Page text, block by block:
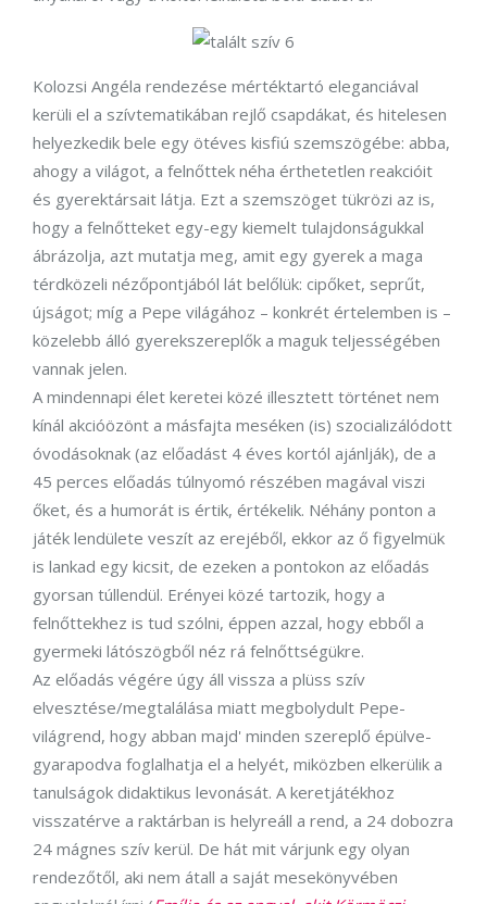
Kolozsi Angéla rendezése mértéktartó eleganciával
kerüli el a szívtematikában rejlő csapdákat, és hitelesen
helyezkedik bele egy ötéves kisfiú szemszögébe: abba,
ahogy a világot, a felnőttek néha érthetetlen reakcióit
és gyerektársait látja. Ezt a szemszöget tükrözi az is,
hogy a felnőtteket egy-egy kiemelt tulajdonságukkal
ábrázolja, azt mutatja meg, amit egy gyerek a maga
térdközeli nézőpontjából lát belőlük: cipőket, seprűt,
újságot; míg a Pepe világához – konkrét értelemben is –
közelebb álló gyerekszereplők a maguk teljességében
vannak jelen.
A mindennapi élet keretei közé illesztett történet nem
kínál akcióözönt a másfajta meséken (is) szocializálódott
óvodásoknak (az előadást 4 éves kortól ajánlják), de a
45 perces előadás túlnyomó részében magával viszi
őket, és a humorát is értik, értékelik. Néhány ponton a
játék lendülete veszít az erejéből, ekkor az ő figyelmük
is lankad egy kicsit, de ezeken a pontokon az előadás
gyorsan túllendül. Erényei közé tartozik, hogy a
felnőttekhez is tud szólni, éppen azzal, hogy ebből a
gyermeki látószögből néz rá felnőttségükre.
Az előadás végére úgy áll vissza a plüss szív
elvesztése/megtalálása miatt megbolydult Pepe-
világrend, hogy abban majd' minden szereplő épülve-
gyarapodva foglalhatja el a helyét, miközben elkerülik a
tanulságok didaktikus levonását. A keretjátékhoz
visszatérve a raktárban is helyreáll a rend, a 24 dobozra
24 mágnes szív kerül. De hát mit várjunk egy olyan
rendezőtől, aki nem átall a saját mesekönyvében